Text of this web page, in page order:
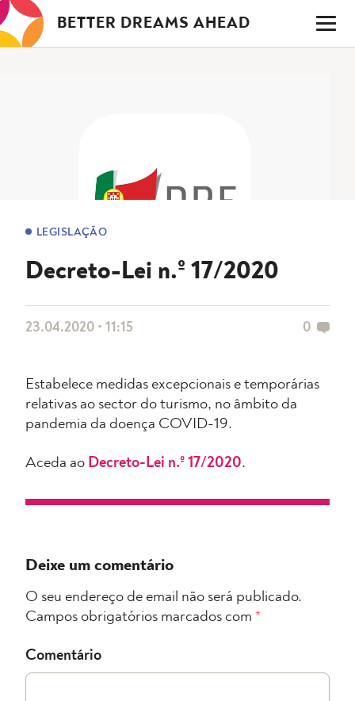
Saltar
para
o
BETTER DREAMS AHEAD
LEGISLAÇÃO
Decreto-Lei n.º 17/2020
23.04.2020 • 11:15 0
Estabelece medidas excepcionais e temporárias
relativas ao sector do turismo, no âmbito da
pandemia da doença COVID-19.
Aceda ao Decreto-Lei n.º 17/2020.
Deixe um comentário
O seu endereço de email não será publicado.
Campos obrigatórios marcados com *
Comentário